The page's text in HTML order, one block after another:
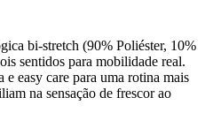
bi-stretch (90% Poliéster, 10%
sentidos para mobilidade real.
e easy care para uma rotina mais
na sensação de frescor ao